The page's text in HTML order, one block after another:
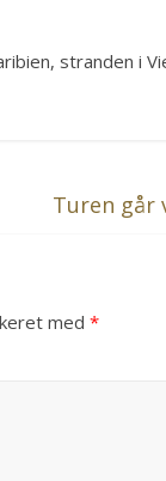
stranden i
Turen går
med *